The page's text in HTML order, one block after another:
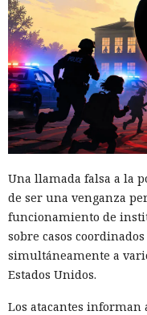
Una llamada falsa a la
de ser una venganza
funcionamiento de
sobre casos
simultáneamente a
Estados Unidos.
Los atacantes informan